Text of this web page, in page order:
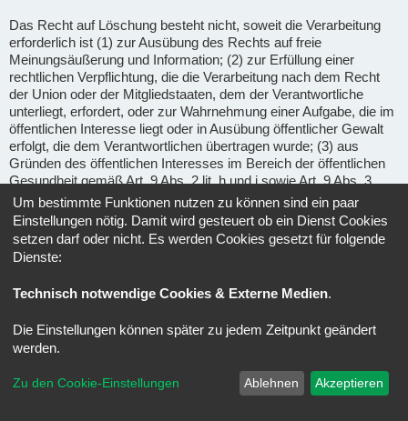
Das Recht auf Löschung besteht nicht, soweit die Verarbeitung
erforderlich ist (1) zur Ausübung des Rechts auf freie
Meinungsäußerung und Information; (2) zur Erfüllung einer
rechtlichen Verpflichtung, die die Verarbeitung nach dem Recht
der Union oder der Mitgliedstaaten, dem der Verantwortliche
unterliegt, erfordert, oder zur Wahrnehmung einer Aufgabe, die im
öffentlichen Interesse liegt oder in Ausübung öffentlicher Gewalt
erfolgt, die dem Verantwortlichen übertragen wurde; (3) aus
Gründen des öffentlichen Interesses im Bereich der öffentlichen
Gesundheit gemäß Art. 9 Abs. 2 lit. h und i sowie Art. 9 Abs. 3
DSGVO; (4) für im öffentlichen Interesse liegende Archivzwecke,
wissenschaftliche oder historische Forschungszwecke oder für
statistische Zwecke gem. Art. 89 Abs. 1 DSGVO, soweit das
unter Abschnitt a) genannte Recht voraussichtlich die
Verwirklichung der Ziele dieser Verarbeitung unmöglich macht
Ausübung oder Verteidigung von Rechtsansprüchen.
Recht auf Einschränkung der Verarbeitung(Art. 18 DSGVO) -
Unter den folgenden Voraussetzungen können Sie die
Einschränkung der Verarbeitung der Sie betreffenden
personenbezogenen Daten verlangen: wenn Sie die Richtigkeit
Um bestimmte Funktionen nutzen zu können sind ein paar
Einstellungen nötig. Damit wird gesteuert ob ein Dienst Cookies
setzen darf oder nicht. Es werden Cookies gesetzt für folgende
Dienste:
Technisch notwendige Cookies & Externe Medien.
Die Einstellungen können später zu jedem Zeitpunkt geändert
werden.
Zu den Cookie-Einstellungen Ablehnen Akzeptieren